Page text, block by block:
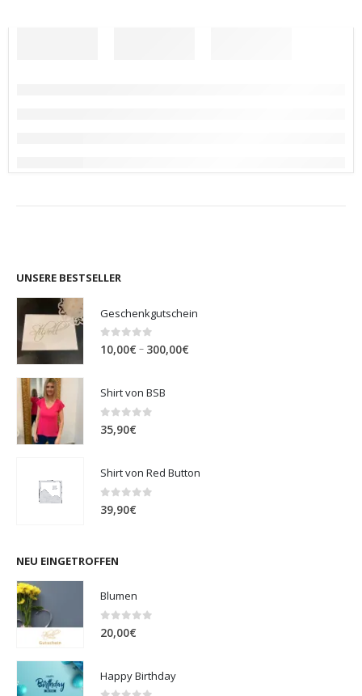
UNSERE BESTSELLER
Geschenkgutschein
0out of 5
10,00€ – 300,00€
Shirt von BSB
0out of 5
35,90€
Shirt von Red Button
0 out of 5
39,90€
NEU EINGETROFFEN
Blumen
0 out of 5
20,00€
Happy Birthday